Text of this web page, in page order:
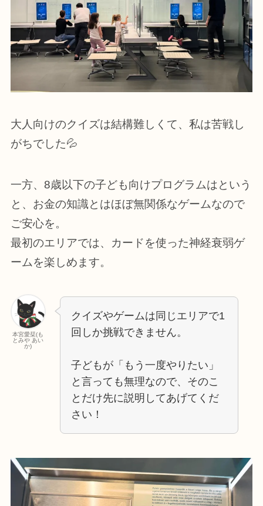
大人向けのクイズは結構難しくて、私は苦戦し
がちでした💦
一方、8歳以下の子ども向けプログラムはという
と、お金の知識とはほぼ無関係なゲームなので
ご安心を。
最初のエリアでは、カードを使った神経衰弱ゲ
ームを楽しめます。
本宮愛栞(も
とみや あい
か)
クイズやゲームは同じエリアで1
回しか挑戦できません。
子どもが「もう一度やりたい」
と言っても無理なので、そのこ
とだけ先に説明してあげてくだ
さい！